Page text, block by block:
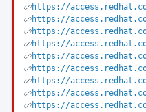
https://
https://
https://
https://
https://
https://
https://
https://
https://